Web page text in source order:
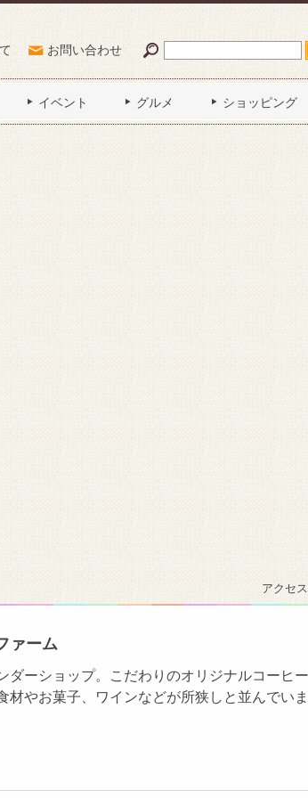
お問い合わせ
イベント グルメ ショッピング
アクセ
ァーム
ダーショップ。こだわりのオリジナルコーヒ
材やお菓子、ワインなどが所狭しと並んでいま